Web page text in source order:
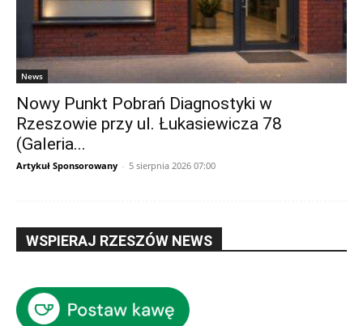
News
Nowy Punkt Pobrań Diagnostyki w
Rzeszowie przy ul. Łukasiewicza 78
(Galeria...
Artykuł Sponsorowany - 5 sierpnia 2026 07:00
WSPIERAJ RZESZÓW NEWS